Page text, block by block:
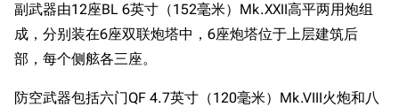
副武器由12座BL 6英寸（152毫米）Mk.XXII高平两用炮组
成，分别装在6座双联炮塔中，6座炮塔位于上层建筑后
部，每个侧舷各三座。
防空武器包括六门QF 4.7英寸（120毫米）Mk.VIII火炮和八